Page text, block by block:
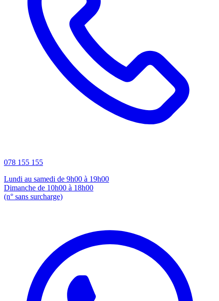
078 155 155
Lundi au samedi de 9h00 à 19h00
Dimanche de 10h00 à 18h00
(n° sans surcharge)